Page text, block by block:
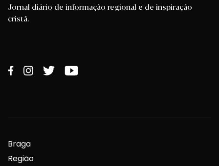
Jornal diário de informação regional e de inspiração
cristã.
Braga
Região